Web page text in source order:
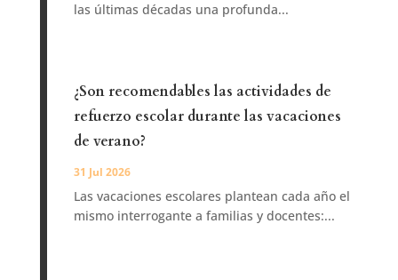
las últimas décadas una profunda...
¿Son recomendables las actividades de
refuerzo escolar durante las vacaciones
de verano?
31 Jul 2026
Las vacaciones escolares plantean cada año el
mismo interrogante a familias y docentes:...